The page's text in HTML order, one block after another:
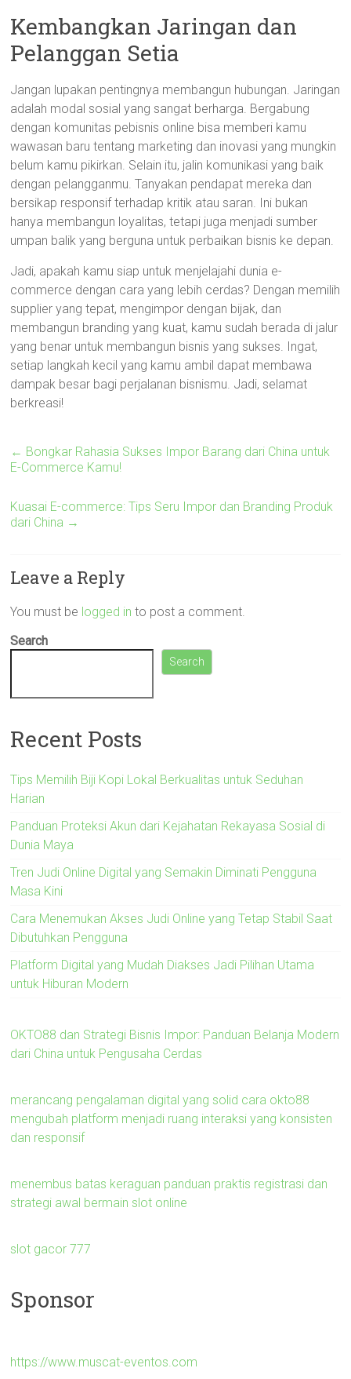
Kembangkan Jaringan dan
Pelanggan Setia
Jangan lupakan pentingnya membangun hubungan. Jaringan
adalah modal sosial yang sangat berharga. Bergabung
dengan komunitas pebisnis online bisa memberi kamu
wawasan baru tentang marketing dan inovasi yang mungkin
belum kamu pikirkan. Selain itu, jalin komunikasi yang baik
dengan pelangganmu. Tanyakan pendapat mereka dan
bersikap responsif terhadap kritik atau saran. Ini bukan
hanya membangun loyalitas, tetapi juga menjadi sumber
umpan balik yang berguna untuk perbaikan bisnis ke depan.
Jadi, apakah kamu siap untuk menjelajahi dunia e-
commerce dengan cara yang lebih cerdas? Dengan memilih
supplier yang tepat, mengimpor dengan bijak, dan
membangun branding yang kuat, kamu sudah berada di jalur
yang benar untuk membangun bisnis yang sukses. Ingat,
setiap langkah kecil yang kamu ambil dapat membawa
dampak besar bagi perjalanan bisnismu. Jadi, selamat
berkreasi!
← Bongkar Rahasia Sukses Impor Barang dari China untuk
E-Commerce Kamu!
Kuasai E-commerce: Tips Seru Impor dan Branding Produk
dari China →
Leave a Reply
You must be logged in to post a comment.
Search
Search
Recent Posts
Tips Memilih Biji Kopi Lokal Berkualitas untuk Seduhan
Harian
Panduan Proteksi Akun dari Kejahatan Rekayasa Sosial di
Dunia Maya
Tren Judi Online Digital yang Semakin Diminati Pengguna
Masa Kini
Cara Menemukan Akses Judi Online yang Tetap Stabil Saat
Dibutuhkan Pengguna
Platform Digital yang Mudah Diakses Jadi Pilihan Utama
untuk Hiburan Modern
OKTO88 dan Strategi Bisnis Impor: Panduan Belanja Modern
dari China untuk Pengusaha Cerdas
merancang pengalaman digital yang solid cara okto88
mengubah platform menjadi ruang interaksi yang konsisten
dan responsif
menembus batas keraguan panduan praktis registrasi dan
strategi awal bermain slot online
slot gacor 777
Sponsor
https://www.muscat-eventos.com